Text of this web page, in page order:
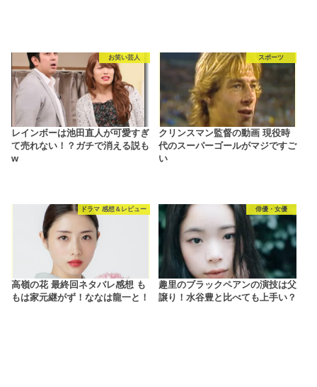
お笑い芸人
レインボーは池田直人が可愛すぎ
て売れない！？ガチで消える説も
w
スポーツ
クリンスマン監督の動画 現役時
代のスーパーゴールがマジですご
い
ドラマ 感想＆レビュー
高嶺の花 最終回ネタバレ感想 も
もは家元継がず！ななは龍一と！
俳優・女優
趣里のブラックペアンの演技は父
譲り！水谷豊と比べても上手い？